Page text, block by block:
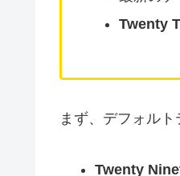
Twenty
まず、デフォルト
Twenty